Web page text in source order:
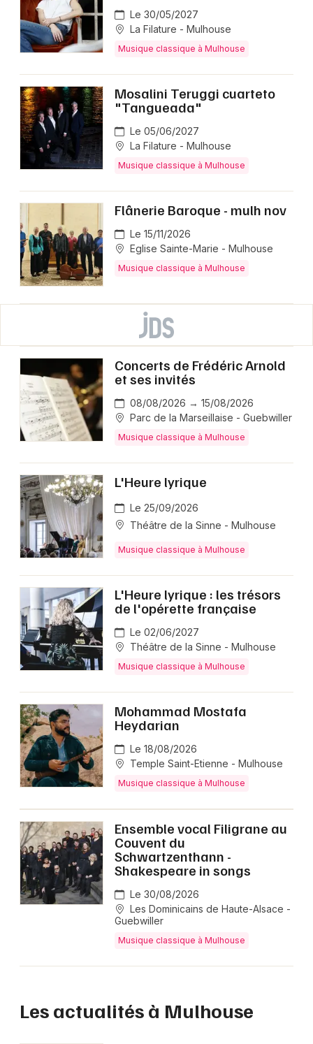
Le 30/05/2027
La Filature - Mulhouse
Musique classique à Mulhouse
Mosalini Teruggi cuarteto
"Tangueada"
Le 05/06/2027
La Filature - Mulhouse
Musique classique à Mulhouse
Flânerie Baroque - mulh nov
Le 15/11/2026
Eglise Sainte-Marie - Mulhouse
Musique classique à Mulhouse
Concerts de Frédéric Arnold
et ses invités
08/08/2026 → 15/08/2026
Parc de la Marseillaise - Guebwiller
Musique classique à Mulhouse
L'Heure lyrique
Le 25/09/2026
Théâtre de la Sinne - Mulhouse
Musique classique à Mulhouse
L'Heure lyrique : les trésors
de l'opérette française
Le 02/06/2027
Théâtre de la Sinne - Mulhouse
Musique classique à Mulhouse
Mohammad Mostafa
Heydarian
Le 18/08/2026
Temple Saint-Etienne - Mulhouse
Musique classique à Mulhouse
Ensemble vocal Filigrane au
Couvent du
Schwartzenthann -
Shakespeare in songs
Le 30/08/2026
Les Dominicains de Haute-Alsace -
Guebwiller
Musique classique à Mulhouse
Les actualités à Mulhouse